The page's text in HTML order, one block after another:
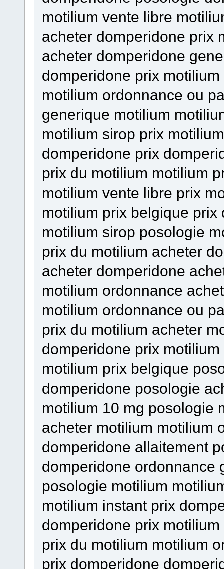
motilium vente libre
acheter domperidone prix
acheter domperidone
domperidone prix
motilium ordonnance ou
generique motilium
motilium sirop prix
domperidone prix
prix du motilium motilium
motilium vente libre prix
motilium prix belgique prix
motilium sirop posologie
prix du motilium acheter
acheter domperidone
motilium ordonnance
motilium ordonnance ou
prix du motilium acheter
domperidone prix
motilium prix belgique
domperidone posologie
motilium 10 mg posologie
acheter motilium motilium
domperidone allaitement
domperidone ordonnance
posologie motilium
motilium instant prix
domperidone prix
prix du motilium motilium
prix domperidone